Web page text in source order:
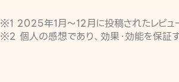
※1 2025年1月〜12月に投稿されたレビュ
※2 個人の感想であり、効果・効能を保証